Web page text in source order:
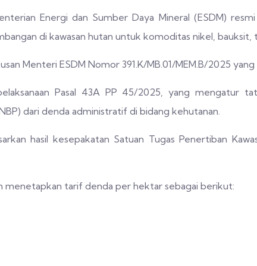
Energi dan Sumber Daya Mineral (ESDM)
di kawasan hutan untuk komoditas nikel, bauksit,
Menteri ESDM Nomor 391.K/MB.01/MEM.B/2025
Pasal 43A PP 45/2025, yang mengatur
dari denda administratif di bidang kehutanan.
hasil kesepakatan Satuan Tugas Penertiban
tarif denda per hektar sebagai berikut: